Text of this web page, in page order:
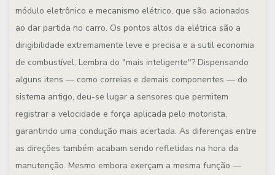
módulo eletrônico e mecanismo elétrico, que são acionados
ao dar partida no carro. Os pontos altos da elétrica são a
dirigibilidade extremamente leve e precisa e a sutil economia
de combustível. Lembra do "mais inteligente"? Dispensando
alguns itens — como correias e demais componentes — do
sistema antigo, deu-se lugar a sensores que permitem
registrar a velocidade e força aplicada pelo motorista,
garantindo uma condução mais acertada. As diferenças entre
as direções também acabam sendo refletidas na hora da
manutenção. Mesmo embora exerçam a mesma função —